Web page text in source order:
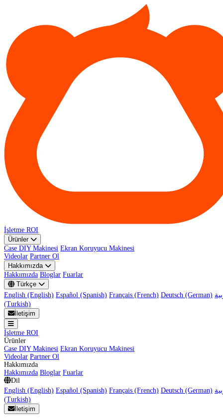
İşletme ROI
Ürünler
Case DIY Makinesi Ekran Koruyucu Makinesi
Videolar Partner Ol
Hakkımızda
Hakkımızda Bloglar Fuarlar
Türkçe
English (English) Español (Spanish) Français (French) Deutsch (German)
(Turkish)
İletişim
İşletme ROI
Ürünler
Case DIY Makinesi Ekran Koruyucu Makinesi
Videolar Partner Ol
Hakkımızda
Hakkımızda Bloglar Fuarlar
Dil
English (English) Español (Spanish) Français (French) Deutsch (German)
(Turkish)
İletişim